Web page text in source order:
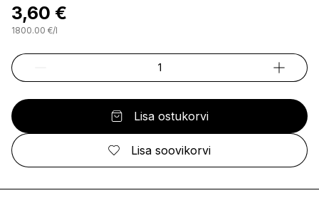
3,60 €
1800.00 €/l
Lisa ostukorvi
Lisa soovikorvi